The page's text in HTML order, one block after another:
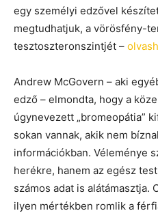
egy személyi edzővel
megtudhatjuk, a vörösfény-
tesztoszteronszintjét –
Andrew McGovern – aki
edző – elmondta, hogy a
úgynevezett „bromeopátia”
sokan vannak, akik nem
információkban. Véleménye
herékre, hanem az egész
számos adat is alátámasztja.
ilyen mértékben romlik a